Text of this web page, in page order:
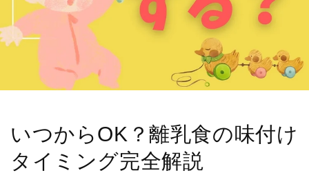
いつからOK？離乳食の味付け
タイミング完全解説